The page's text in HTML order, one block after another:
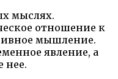
мыслях.
отношение к
мышление.
явление, а
нее.